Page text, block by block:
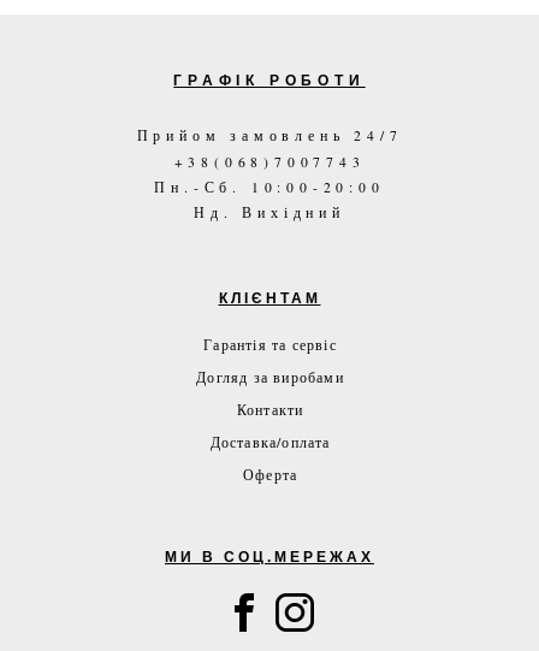
ГРАФІК РОБОТИ
Прийом замовлень 24/7
+38(068)7007743
Пн.-Сб. 10:00-20:00
Нд. Вихідний
КЛІЄНТАМ
Гарантія та сервіс
Догляд за виробами
Контакти
Доставка/оплата
Оферта
МИ В СОЦ.МЕРЕЖАХ